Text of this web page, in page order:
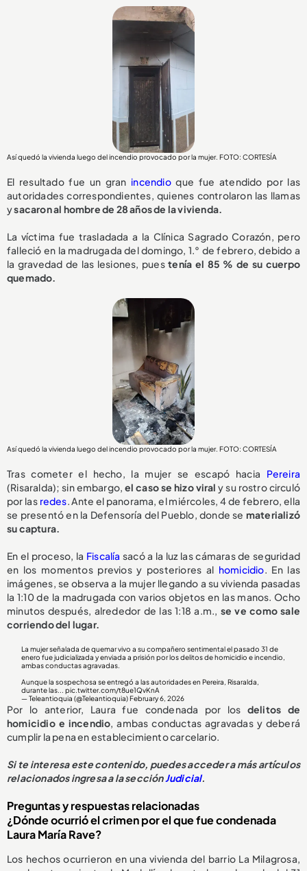
Así quedó la vivienda luego del incendio provocado por la mujer. FOTO: CORTESÍA
El resultado fue un gran incendioque fue atendido por las
autoridades correspondientes, quienes controlaron las llamas
ysacaron al hombre de 28 años de la vivienda.
La víctima fue trasladada a la Clínica Sagrado Corazón, pero
falleció en la madrugada del domingo, 1.° de febrero, debido a
la gravedad de las lesiones, puestenía el 85 % de su cuerpo
quemado.
Así quedó la vivienda luego del incendio provocado por la mujer. FOTO: CORTESÍA
Tras cometer el hecho, la mujer se escapó hacia Pereira
(Risaralda); sin embargo, el caso se hizo viral y su rostro circuló
por las redes. Ante el panorama, el miércoles, 4 de febrero, ella
se presentó en la Defensoría del Pueblo, donde se materializó
su captura.
En el proceso, la Fiscalía sacó a la luz las cámaras de seguridad
en los momentos previos y posteriores al homicidio. En las
imágenes, se observa a la mujer llegando a su vivienda pasadas
la 1:10 de la madrugada con varios objetos en las manos. Ocho
minutos después, alrededor de las 1:18 a.m., se ve como sale
corriendo del lugar.
La mujer señalada de quemar vivo a su compañero sentimental el pasado 31 de
enero fue judicializada y enviada a prisión por los delitos de homicidio e incendio,
ambas conductas agravadas.
Aunque la sospechosa se entregó a las autoridades en Pereira, Risaralda,
durante las...pic.twitter.com/t8ue1QvKnA
— Teleantioquia (@Teleantioquia)February 6, 2026
Por lo anterior, Laura fue condenada por los delitos de
homicidio e incendio, ambas conductas agravadas y deberá
cumplir la pena en establecimiento carcelario.
Si te interesa este contenido, puedes acceder a más artículos
relacionados ingresa a la secciónJudicial.
Preguntas y respuestas relacionadas
¿Dónde ocurrió el crimen por el que fue condenada
Laura María Rave?
Los hechos ocurrieron en una vivienda del barrio La Milagrosa,